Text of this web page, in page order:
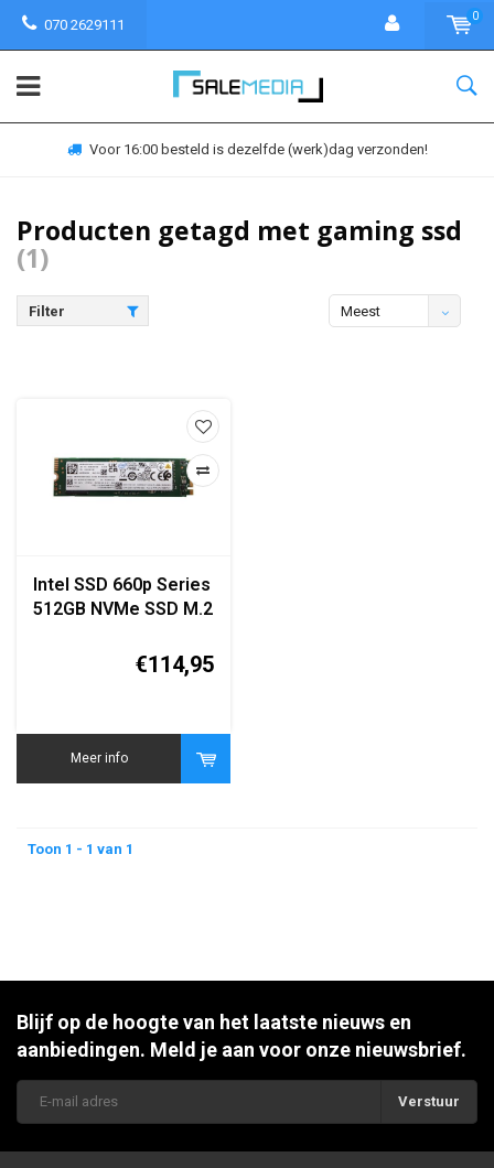
070 2629111
0
Voor 16:00 besteld is dezelfde (werk)dag verzonden!
Producten getagd met gaming ssd
(1)
Filter
Meest
Intel SSD 660p Series
512GB NVMe SSD M.2
€114,95
Meer info
Toon 1 - 1 van 1
Blijf op de hoogte van het laatste nieuws en
aanbiedingen. Meld je aan voor onze nieuwsbrief.
Verstuur